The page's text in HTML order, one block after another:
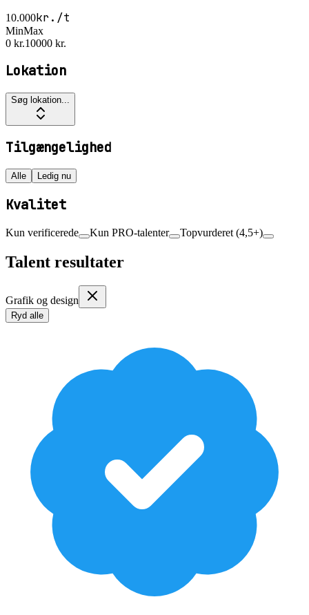
10.000kr./t
MinMax
0 kr.10000 kr.
Lokation
Søg lokation...
Tilgængelighed
Alle Ledig nu
Kvalitet
Kun verificerede Kun PRO-talenter Topvurderet (4,5+)
Talent resultater
Grafik og design
Ryd alle